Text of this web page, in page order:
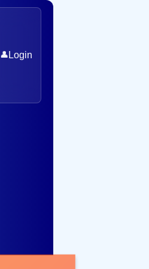
👤 Login